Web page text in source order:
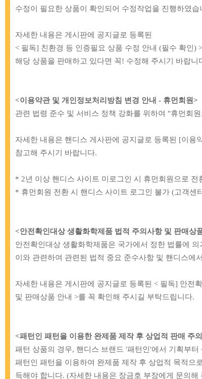
수정이 필요한 상품이 확인되어 수정작업을 진행하였습
자세한 내용은 게시판에 공지글로 등록된
< 필독] 친환경 등 인증필요 상품 수정 안내 (필수 확인)
해당 상품을 판매하고 있다면 꼭! 수정해 주시기 바랍니
<이용약관 및 개인정보처리방침 변경 안내 - 휴먼회원>
관련 법령 준수 및 서비스 정책 강화를 위하여 "휴먼회
자세한 내용은 핸디스 게사판에 공지글로 등록된 [이용
참고해 주시기 바랍니다.
* 2년 이상 핸디스 사이트 미로그인 시 휴먼회원으로 전
* 휴먼회원 전환 시 핸디스 사이트 로그인 불가 (고객센
<안전확인대상 생활화학제품 법적 주의사항 및 판매상
안전확인대상 생활화학제품은 국가에서 정한 법률에
이와 관련하여 관련된 법적 중요 준수사항 및 핸디스에
자세한 내용은 게시판에 공지글로 등록된 < 필독] 안전
및 판매상품 안내 >를 꼭 확인해 주시길 부탁드립니다.
<패턴인 패턴을 이용한 완제품 제작 후 상업적 판매 주
패턴 상품의 경우, 핸디스 브랜드 '패턴인'에서 기획부
패턴인 패턴을 이용하여 완제품 제작 후 상업적 목적으
득해야 합니다. (자세한 내용은 장금호 부장에게 문의해
[BB] 60-531 해피베어스 올풀림방지액
[BB] 68-
MD추천상품
32,000원